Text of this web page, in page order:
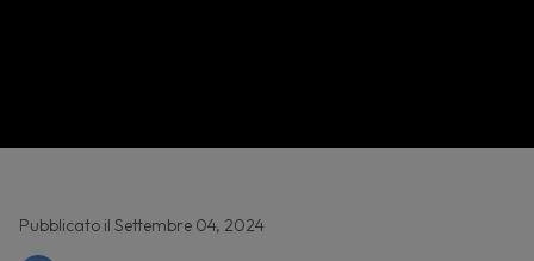
Pubblicato il Settembre 04, 2024